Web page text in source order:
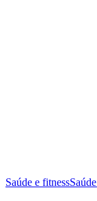
Saúde e fitness